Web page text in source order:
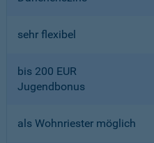
sehr flexibel
bis 200 EUR
Jugendbonus
als Wohnriester möglich